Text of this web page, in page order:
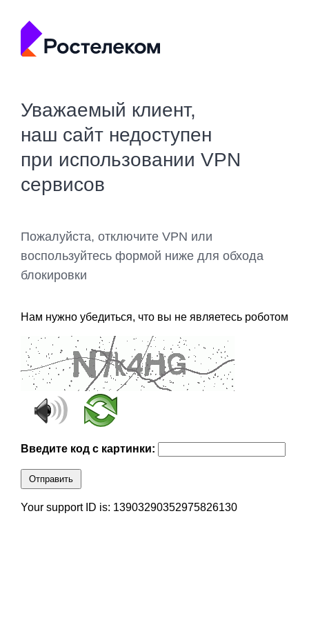
Уважаемый клиент,
наш сайт недоступен
при использовании VPN
сервисов
Пожалуйста, отключите VPN или
воспользуйтесь формой ниже для обхода
блокировки
Нам нужно убедиться, что вы не являетесь роботом
Введите код с картинки:
Отправить
Your support ID is: 13903290352975826130